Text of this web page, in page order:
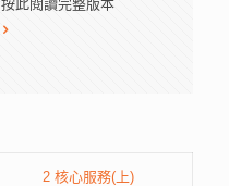
按此閱讀完整版本
2 核心服務(上)